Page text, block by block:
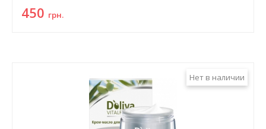
450 грн.
Нет в наличии